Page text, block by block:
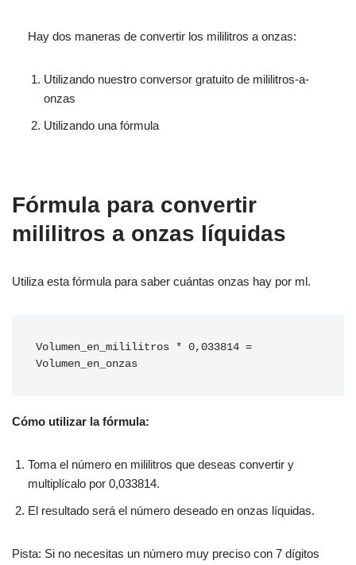
Hay dos maneras de convertir los mililitros a onzas:
Utilizando nuestro conversor gratuito de mililitros-a-
onzas
Utilizando una fórmula
Fórmula para convertir
mililitros a onzas líquidas
Utiliza esta fórmula para saber cuántas onzas hay por ml.
Volumen_en_mililitros * 0,033814 =
Volumen_en_onzas
Cómo utilizar la fórmula:
Toma el número en mililitros que deseas convertir y
multiplícalo por 0,033814.
El resultado será el número deseado en onzas líquidas.
Pista: Si no necesitas un número muy preciso con 7 dígitos